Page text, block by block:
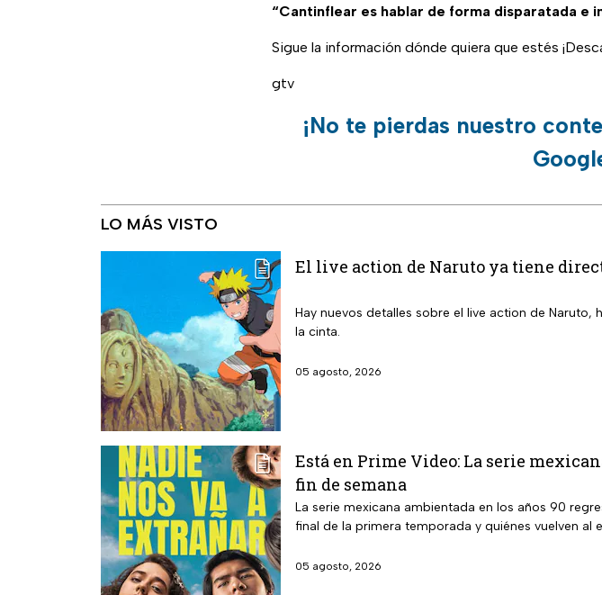
“Cantinflear es hablar de forma disparatada e
Sigue la información dónde quiera que estés
gtv
¡No te pierdas nuestro
LO MÁS VISTO
El live action de Naruto ya tiene
Hay nuevos detalles sobre el live action de
la cinta.
05 agosto, 2026
Está en Prime Video: La serie
fin de semana
La serie mexicana ambientada en los años 90
final de la primera temporada y quiénes vuelven al
05 agosto, 2026